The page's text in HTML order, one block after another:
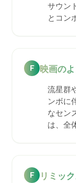
サウン
とコン
F 映画の
流星群
ンボに
なセン
は、全
F リミッ